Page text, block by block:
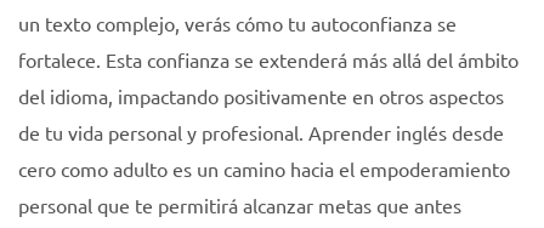
un texto complejo, verás cómo tu autoconfianza se
fortalece. Esta confianza se extenderá más allá del ámbito
del idioma, impactando positivamente en otros aspectos
de tu vida personal y profesional. Aprender inglés desde
cero como adulto es un camino hacia el empoderamiento
personal que te permitirá alcanzar metas que antes